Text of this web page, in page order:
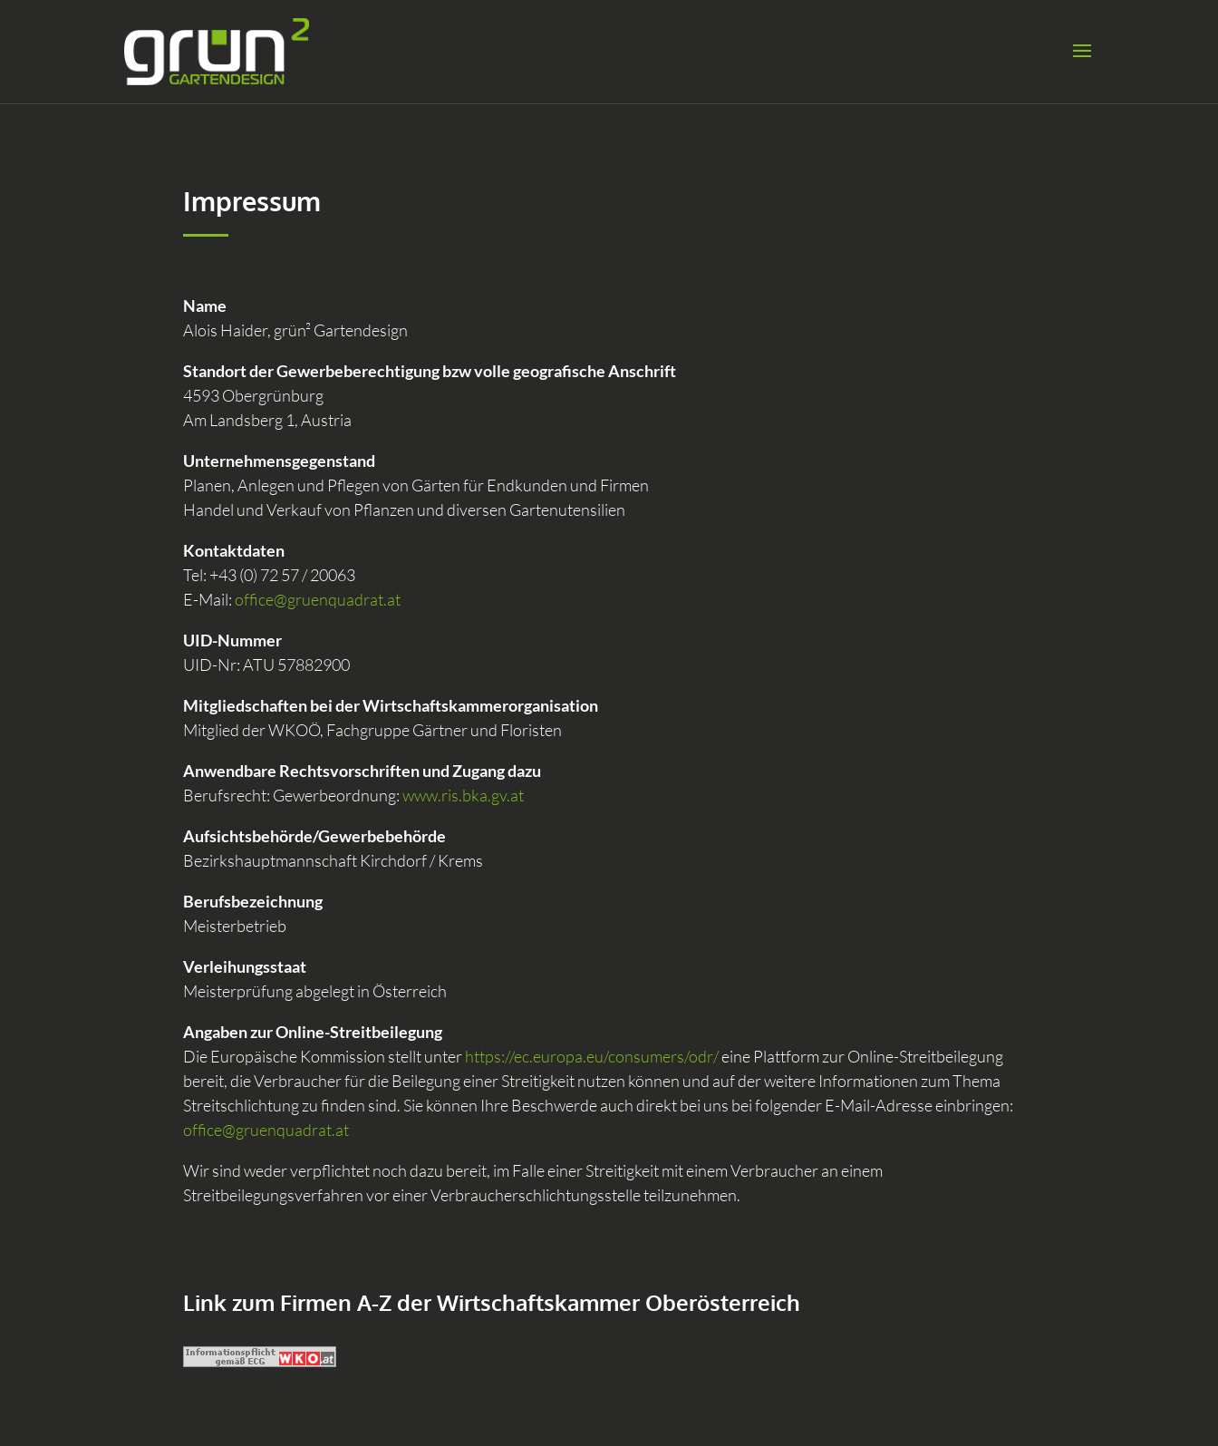
Impressum
Name
Alois Haider, grün² Gartendesign
Standort der Gewerbeberechtigung bzw volle geografische Anschrift
4593 Obergrünburg
Am Landsberg 1, Austria
Unternehmensgegenstand
Planen, Anlegen und Pflegen von Gärten für Endkunden und Firmen
Handel und Verkauf von Pflanzen und diversen Gartenutensilien
Kontaktdaten
Tel: +43 (0) 72 57 / 20063
E-Mail:office@gruenquadrat.at
UID-Nummer
UID-Nr: ATU 57882900
Mitgliedschaften bei der Wirtschaftskammerorganisation
Mitglied der WKOÖ, Fachgruppe Gärtner und Floristen
Anwendbare Rechtsvorschriften und Zugang dazu
Berufsrecht: Gewerbeordnung:www.ris.bka.gv.at
Aufsichtsbehörde/Gewerbebehörde
Bezirkshauptmannschaft Kirchdorf / Krems
Berufsbezeichnung
Meisterbetrieb
Verleihungsstaat
Meisterprüfung abgelegt in Österreich
Angaben zur Online-Streitbeilegung
Die Europäische Kommission stellt unterhttps://ec.europa.eu/consumers/odr/eine Plattform zur Online-Streitbeilegung
bereit, die Verbraucher für die Beilegung einer Streitigkeit nutzen können und auf der weitere Informationen zum Thema
Streitschlichtung zu finden sind. Sie können Ihre Beschwerde auch direkt bei uns bei folgender E-Mail-Adresse einbringen:
office@gruenquadrat.at
Wir sind weder verpflichtet noch dazu bereit, im Falle einer Streitigkeit mit einem Verbraucher an einem
Streitbeilegungsverfahren vor einer Verbraucherschlichtungsstelle teilzunehmen.
Link zum Firmen A-Z der Wirtschaftskammer Oberösterreich